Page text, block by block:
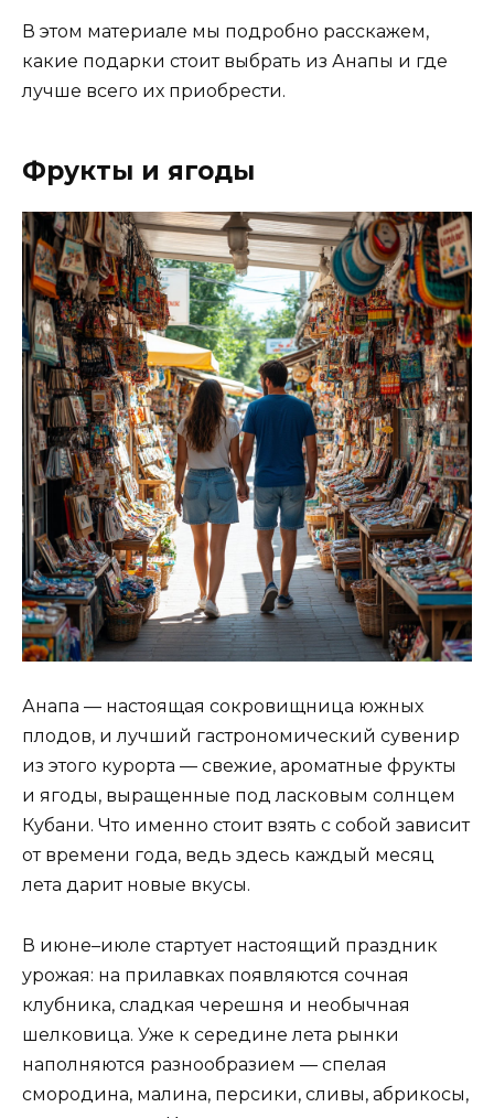
В этом материале мы подробно расскажем,
какие подарки стоит выбрать из Анапы и где
лучше всего их приобрести.
Фрукты и ягоды
Анапа — настоящая сокровищница южных
плодов, и лучший гастрономический сувенир
из этого курорта — свежие, ароматные фрукты
и ягоды, выращенные под ласковым солнцем
Кубани. Что именно стоит взять с собой зависит
от времени года, ведь здесь каждый месяц
лета дарит новые вкусы.
В июне–июле стартует настоящий праздник
урожая: на прилавках появляются сочная
клубника, сладкая черешня и необычная
шелковица. Уже к середине лета рынки
наполняются разнообразием — спелая
смородина, малина, персики, сливы, абрикосы,